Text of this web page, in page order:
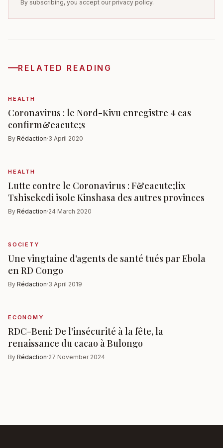
By subscribing, you accept our privacy policy.
RELATED READING
HEALTH
Coronavirus : le Nord-Kivu enregistre 4 cas
confirm&eacute;s
By Rédaction·3 April 2020
HEALTH
Lutte contre le Coronavirus : F&eacute;lix
Tshisekedi isole Kinshasa des autres provinces
By Rédaction·24 March 2020
SOCIETY
Une vingtaine d’agents de santé tués par Ebola
en RD Congo
By Rédaction·3 April 2019
ECONOMY
RDC-Beni: De l’insécurité à la fête, la
renaissance du cacao à Bulongo
By Rédaction·27 November 2024